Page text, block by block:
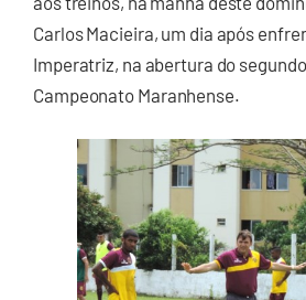
Carlos Macieira, um dia após
Imperatriz, na abertura do
Campeonato Maranhense.